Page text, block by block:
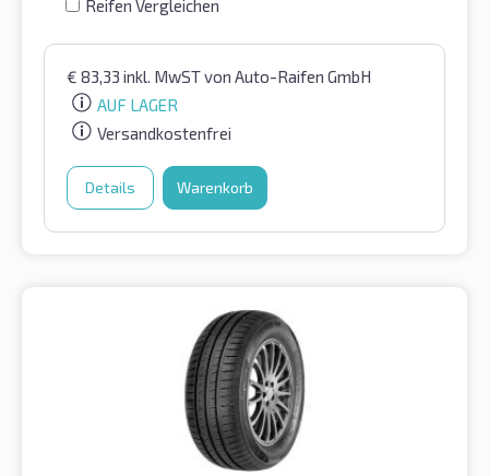
Reifen Vergleichen
€ 83,33 inkl. MwSTvon Auto-Raifen GmbH
AUF LAGER
Versandkostenfrei
Details Warenkorb